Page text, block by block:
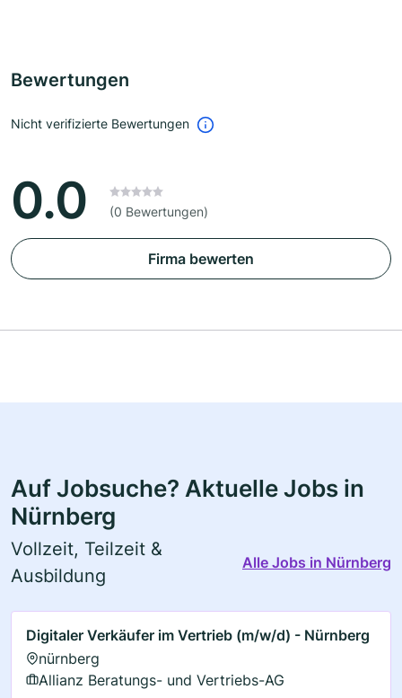
Bewertungen
Nicht verifizierte Bewertungen
0.0 (0 Bewertungen)
Firma bewerten
Auf Jobsuche? Aktuelle Jobs in
Nürnberg
Vollzeit, Teilzeit &
Ausbildung
Alle Jobs in Nürnberg
Digitaler Verkäufer im Vertrieb (m/w/d) - Nürnberg
nürnberg
Allianz Beratungs- und Vertriebs-AG